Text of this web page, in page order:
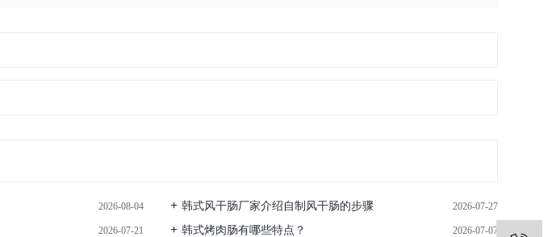
2026-08-04 韩式风干肠厂家介绍自制风干肠的步骤 2026-07-27
2026-07-21 韩式烤肉肠有哪些特点？ 2026-07-07